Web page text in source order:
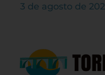
3 de agosto de